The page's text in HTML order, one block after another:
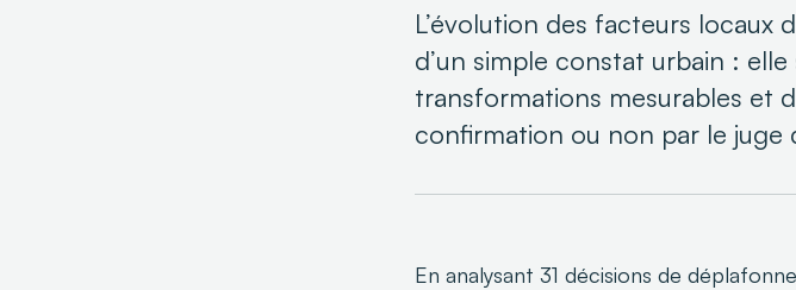
L’évolution des facteurs locaux
d’un simple constat urbain :
transformations mesurables et
confirmation ou non par le juge
En analysant 31 décisions de